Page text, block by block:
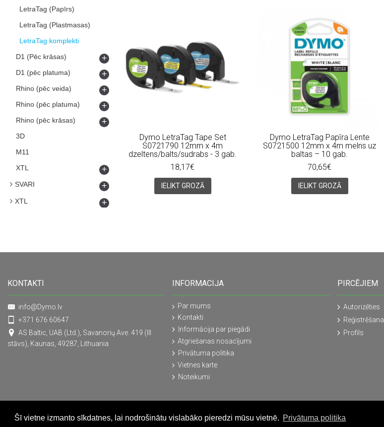
Šī vietne izmanto sīkdatnes, lai nodrošinātu vislabāko pieredzi mūsu vietnē. Privātuma politika
LetraTag (Papīrs)
LetraTag (Plastmasas)
LetraTag komplekti
D1 (Pēc krāsas)
+
D1 (pēc platuma) +
Rhino (pēc veida) +
Rhino (pēc platuma) +
Rhino (pēc krāsas) +
3D
M11
XTL
+
SVARI +
XTL +
Dymo LetraTag Tape Set
S0721790 12mm x 4m
dzeltens/balts/sudrabs - 3 gab.
18,17€
IELIKT GROZĀ
Dymo LetraTag Papīra Lente
S0721500 12mm x 4m melns uz
baltas – 10 gab.
70,65€
IELIKT GROZĀ
KONTAKTI
info@Dymo.lv
+371 676 60647
AS Baltic, UAB (Ltd.), Savanorių Ave. 419 (III
stāvs), Kaunas, 49287, Lithuania
INFORMACIJA
Par mums
Kontakti
Informācija par piegādi
Atgriešanas nosacījumi
Privātuma politika
Vietnes karte
Noteikumi
PIRCĒJIEM
Autorizēties
Reģistrēšana
Profils